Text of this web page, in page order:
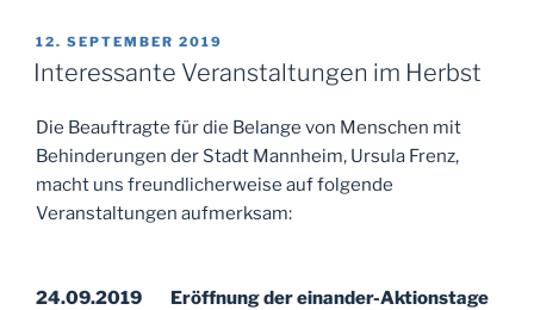
VERÖFFENTLICHT
AM
12. SEPTEMBER 2019
Interessante Veranstaltungen im Herbst
Die Beauftragte für die Belange von Menschen mit
Behinderungen der Stadt Mannheim, Ursula Frenz,
macht uns freundlicherweise auf folgende
Veranstaltungen aufmerksam:
24.09.2019 Eröffnung der einander-Aktionstage